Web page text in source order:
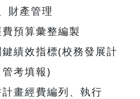
財產管理
預算彙整編製
績效指標(校務發展計
考填報)
畫經費編列、執行